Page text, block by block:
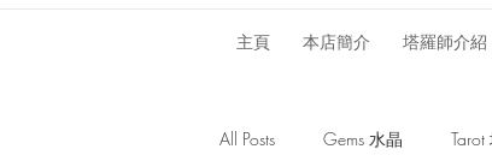
主頁 本店簡介 塔羅師介紹
All Posts Gems 水晶 Tarot